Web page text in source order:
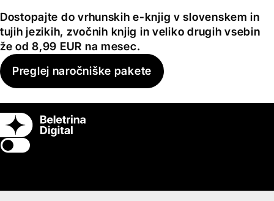
Dostopajte do vrhunskih e-knjig v slovenskem in
tujih jezikih, zvočnih knjig in veliko drugih vsebin
že od 8,99 EUR na mesec.
Preglej naročniške pakete
Switch theme